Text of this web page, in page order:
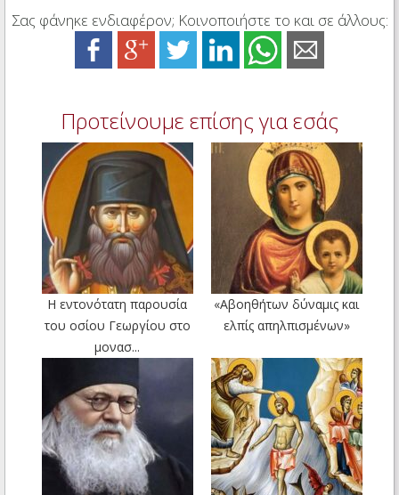
Σας φάνηκε ενδιαφέρον; Κοινοποιήστε το και σε άλλους:
Προτείνουμε επίσης για εσάς
Η εντονότατη παρουσία
του οσίου Γεωργίου στο
μονασ...
«Αβοηθήτων δύναμις και
ελπίς απηλπισμένων»